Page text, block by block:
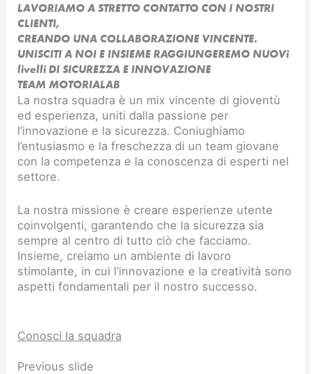
LAVORIAMO A STRETTO CONTATTO CON I NOSTRI
CLIENTI,
CREANDO UNA COLLABORAZIONE VINCENTE.
UNISCITI A NOI E INSIEME RAGGIUNGEREMO NUOVi
livelli DI SICUREZZA E INNOVAZIONE​
TEAM MOTORIALAB
La nostra squadra è un mix vincente di gioventù
ed esperienza, uniti dalla passione per
l’innovazione e la sicurezza. Coniughiamo
l’entusiasmo e la freschezza di un team giovane
con la competenza e la conoscenza di esperti nel
settore.
La nostra missione è creare esperienze utente
coinvolgenti, garantendo che la sicurezza sia
sempre al centro di tutto ciò che facciamo.
Insieme, creiamo un ambiente di lavoro
stimolante, in cui l’innovazione e la creatività sono
aspetti fondamentali per il nostro successo.
Conosci la squadra
Previous slide